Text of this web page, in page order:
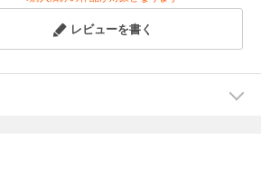
レビューを書く